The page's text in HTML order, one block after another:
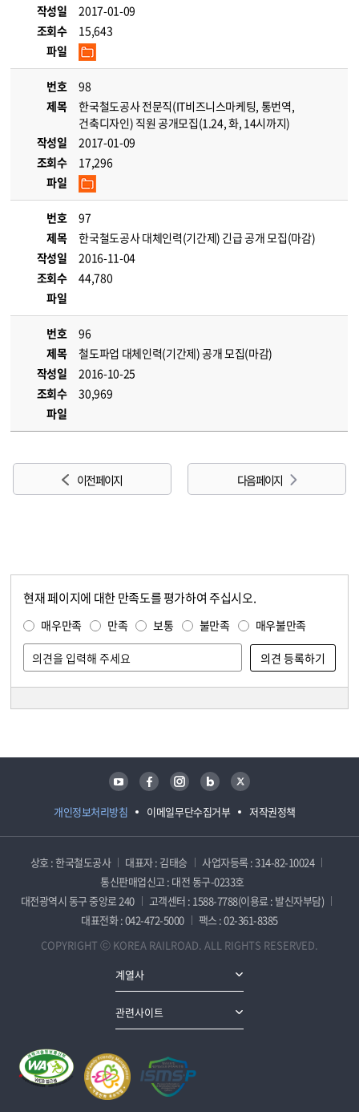
작성일
2017-01-09
조회수
15,643
파일
번호
98
제목
한국철도공사 전문직(IT비즈니스마케팅, 통번역,
건축디자인) 직원 공개모집(1.24, 화, 14시까지)
작성일
2017-01-09
조회수
17,296
파일
번호
97
제목
한국철도공사 대체인력(기간제) 긴급 공개 모집(마감)
작성일
2016-11-04
조회수
44,780
파일
번호
96
제목
철도파업 대체인력(기간제) 공개 모집(마감)
작성일
2016-10-25
조회수
30,969
파일
이전 페이지 다음 페이지
현재 페이지에 대한 만족도를 평가하여 주십시오.
매우만족 만족 보통 불만족 매우불만족
개인정보처리방침 이메일무단수집거부 저작권정책
유튜브 페이스북 인스타그램 블로그 트위터
상호 : 한국철도공사 대표자 : 김태승
사업자등록 : 314-82-10024
통신판매업신고 : 대전 동구-0233호
대전광역시 동구 중앙로 240
고객센터 : 1588-7788(이용료 : 발신자부담)
대표전화 : 042-472-5000
팩스 : 02-361-8385
COPYRIGHT ⓒ KOREA RAILROAD. ALL RIGHTS RESERVED.
계열사
관련사이트